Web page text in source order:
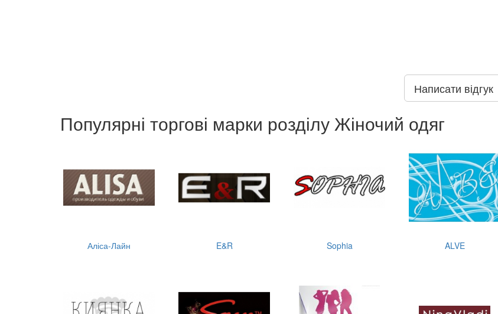
Написати відгук
Популярні торгові марки розділу Жіночий одяг
Аліса-Лайн E&R Sophia ALVE